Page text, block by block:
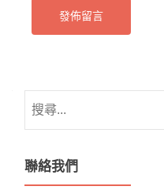
尋
鍵
字:
聯絡我們